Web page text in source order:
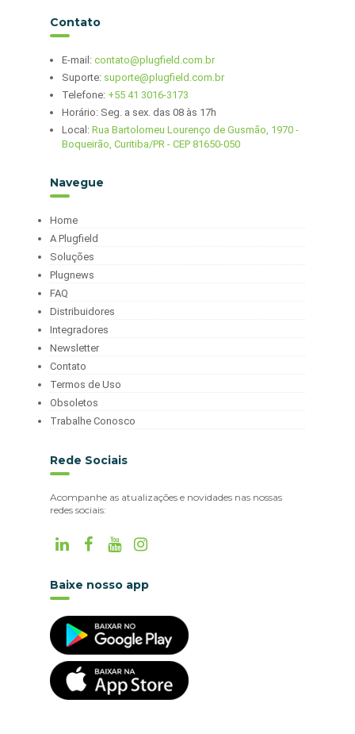
Contato
E-mail:contato@plugfield.com.br
Suporte: suporte@plugfield.com.br
Telefone: +55 41 3016-3173
Horário: Seg. a sex. das 08 às 17h
Local:Rua Bartolomeu Lourenço de Gusmão, 1970 -
Boqueirão, Curitiba/PR - CEP 81650-050
Navegue
Home
A Plugfield
Soluções
Plugnews
FAQ
Distribuidores
Integradores
Newsletter
Contato
Termos de Uso
Obsoletos
Trabalhe Conosco
Rede Sociais
Acompanhe as atualizações e novidades nas nossas
redes sociais:
Baixe nosso app